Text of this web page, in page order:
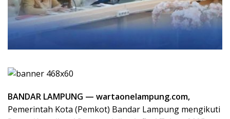
BANDAR LAMPUNG — wartaonelampung.com,
Pemerintah Kota (Pemkot) Bandar Lampung mengikuti